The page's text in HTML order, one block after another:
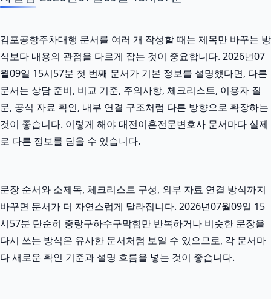
김포공항주차대행 문서를 여러 개 작성할 때는 제목만 바꾸는 방
식보다 내용의 관점을 다르게 잡는 것이 중요합니다. 2026년07
월09일 15시57분 첫 번째 문서가 기본 정보를 설명했다면, 다른
문서는 상담 준비, 비교 기준, 주의사항, 체크리스트, 이용자 질
문, 공식 자료 확인, 내부 연결 구조처럼 다른 방향으로 확장하는
것이 좋습니다. 이렇게 해야 대전이혼전문변호사 문서마다 실제
로 다른 정보를 담을 수 있습니다.
문장 순서와 소제목, 체크리스트 구성, 외부 자료 연결 방식까지
바꾸면 문서가 더 자연스럽게 달라집니다. 2026년07월09일 15
시57분 단순히 중랑구하수구막힘만 반복하거나 비슷한 문장을
다시 쓰는 방식은 유사한 문서처럼 보일 수 있으므로, 각 문서마
다 새로운 확인 기준과 설명 흐름을 넣는 것이 좋습니다.